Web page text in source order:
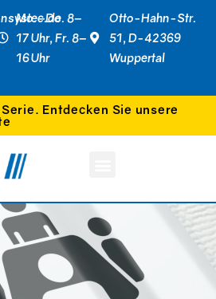
Mo.–Do. 8–
17 Uhr, Fr. 8–
16 Uhr
Otto-Hahn-Str.
51, D-42369
Wuppertal
Entdecken Sie unsere